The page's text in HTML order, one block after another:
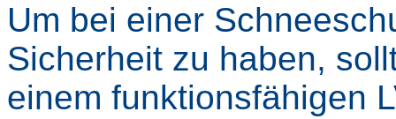
Um bei einer
Sicherheit zu haben,
einem funktionsfähigen